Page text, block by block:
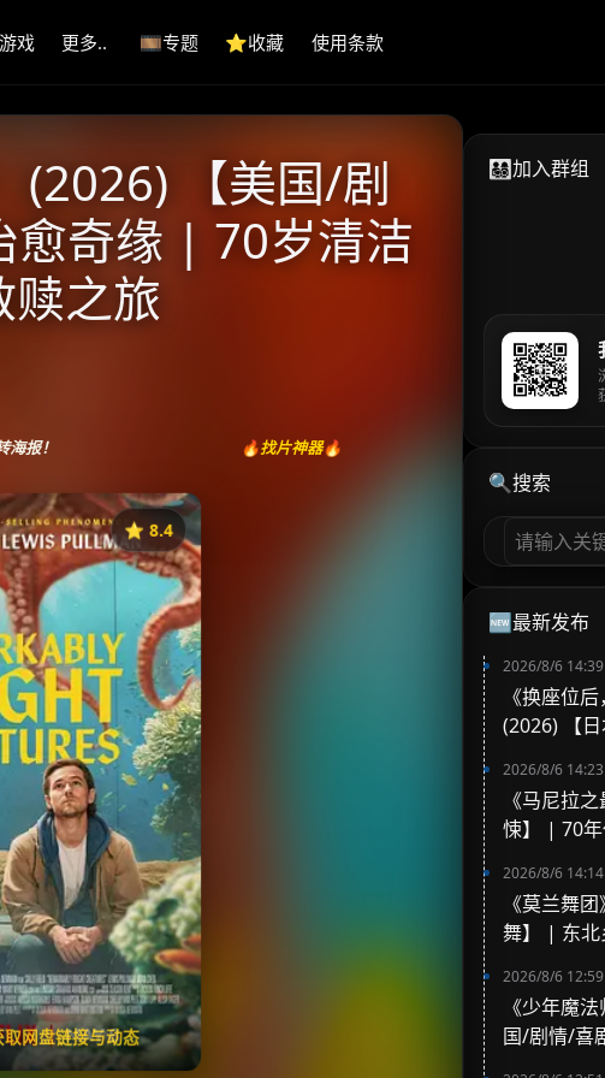
游戏 更多.. 🎞️专题 ⭐️收藏 使用条款
(2026) 【美国/剧
奇缘 | 70岁清洁
赎之旅
海报！ 🔥找片神器🔥
⭐️ 8.4
网盘链接与动态
| 🎬 2026年
盘
盘
失效请反馈
👨‍👩‍👧‍👦加入群组
🔍搜索
🆕最新发布
2026/8/6 14:39
《换座位
(2026) 【
高甜校园BL
2026/8/6 14:23
《马尼拉
悚】 | 70
2026/8/6 14:14
《莫兰舞
舞】 | 东北
2026/8/6 12:59
《少年魔
国/剧情/喜